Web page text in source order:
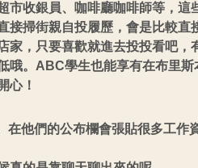
收銀員、咖啡廳咖啡師等，這
掃街親自投履歷，會是比較直
，只要喜歡就進去投投看吧，
哦。ABC學生也能享有在布里
心！
他們的公布欄會張貼很多工作